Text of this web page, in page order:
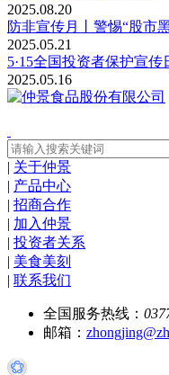
2025.08.20
防非宣传月丨警惕“股市
2025.05.21
5·15全国投资者保护宣
2025.05.16
| 关于仲景
| 产品中心
| 招商合作
| 加入仲景
| 投资者关系
| 美食美刻
| 联系我们
全国服务热线：
邮箱：